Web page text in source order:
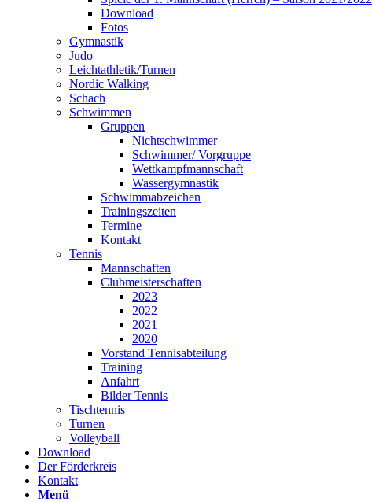
Download
Fotos
Gymnastik
Judo
Leichtathletik/Turnen
Nordic Walking
Schach
Schwimmen
Gruppen
Nichtschwimmer
Schwimmer/ Vorgruppe
Wettkampfmannschaft
Wassergymnastik
Schwimmabzeichen
Trainingszeiten
Termine
Kontakt
Tennis
Mannschaften
Clubmeisterschaften
2023
2022
2021
2020
Vorstand Tennisabteilung
Training
Anfahrt
Bilder Tennis
Tischtennis
Turnen
Volleyball
Download
Der Förderkreis
Kontakt
Menü